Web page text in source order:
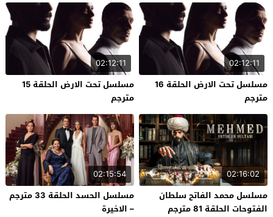
02:12:11
مسلسل تحت الارض الحلقة 16
مترجم
02:12:11
مسلسل تحت الارض الحلقة 15
مترجم
02:16:02
مسلسل محمد الفاتح سلطان
الفتوحات الحلقة 81 مترجم
02:15:54
مسلسل الحسد الحلقة 33 مترجم
– الاخيرة